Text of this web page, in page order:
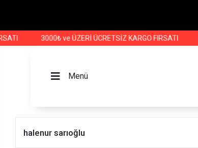
3000₺ ve ÜZERİ ÜCRETSİZ KARGO FIRSATI
Menü
halenur sarıoğlu